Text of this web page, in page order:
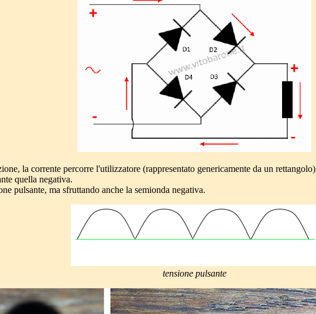
la corrente percorre l'utilizzatore (rappresentato genericamente da un rettangolo)
quella negativa.
pulsante, ma sfruttando anche la semionda negativa.
tensione pulsante